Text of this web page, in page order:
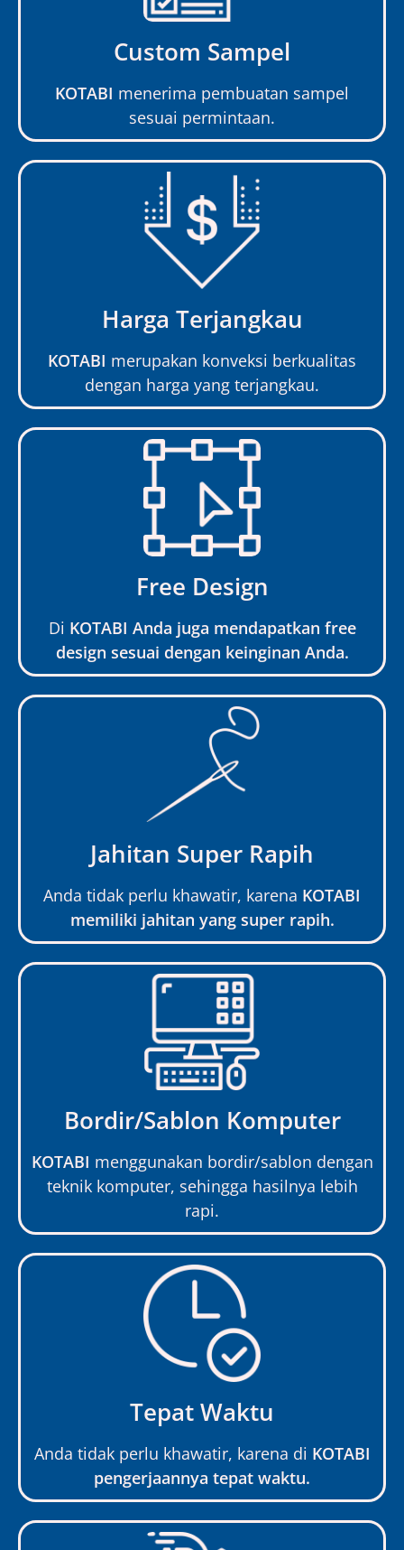
Custom Sampel
KOTABI menerima pembuatan sampel
sesuai permintaan.
Harga Terjangkau
KOTABI merupakan konveksi berkualitas
dengan harga yang terjangkau.
Free Design
Di KOTABI Anda juga mendapatkan free
design sesuai dengan keinginan Anda.
Jahitan Super Rapih
Anda tidak perlu khawatir, karena KOTABI
memiliki jahitan yang super rapih.
Bordir/Sablon Komputer
KOTABI menggunakan bordir/sablon dengan
teknik komputer, sehingga hasilnya lebih
rapi.
Tepat Waktu
Anda tidak perlu khawatir, karena di KOTABI
pengerjaannya tepat waktu.